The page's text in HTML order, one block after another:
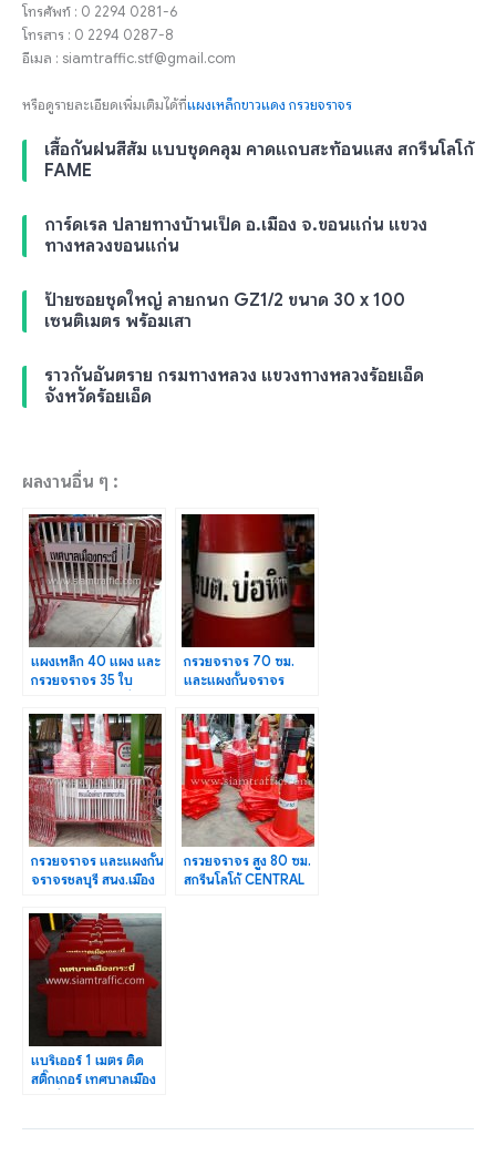
โทรศัพท์ : 0 2294 0281-6
โทรสาร : 0 2294 0287-8
อีเมล : siamtraffic.stf@gmail.com
หรือดูรายละเอียดเพิ่มเติมได้ที่แผงเหล็กขาวแดง กรวยจราจร
เสื้อกันฝนสีส้ม แบบชุดคลุม คาดแถบสะท้อนแสง สกรีนโลโก้
FAME
การ์ดเรล ปลายทางบ้านเป็ด อ.เมือง จ.ขอนแก่น แขวง
ทางหลวงขอนแก่น
ป้ายซอยชุดใหญ่ ลายกนก GZ1/2 ขนาด 30 x 100
เซนติเมตร พร้อมเสา
ราวกันอันตราย กรมทางหลวง แขวงทางหลวงร้อยเอ็ด
จังหวัดร้อยเอ็ด
ผลงานอื่น ๆ :
แผงเหล็ก 40 แผง และ
กรวยจราจร 35 ใบ
กรวยจราจร 70 ซม.
และแผงกั้นจราจร
ตำบลบ่อหิน
กรวยจราจร และแผงกั้น
จราจรชลบุรี สนง.เมือง
กรวยจราจร สูง 80 ซม.
สกรีนโลโก้ CENTRAL
แบริเออร์ 1 เมตร ติด
สติ๊กเกอร์ เทศบาลเมือง